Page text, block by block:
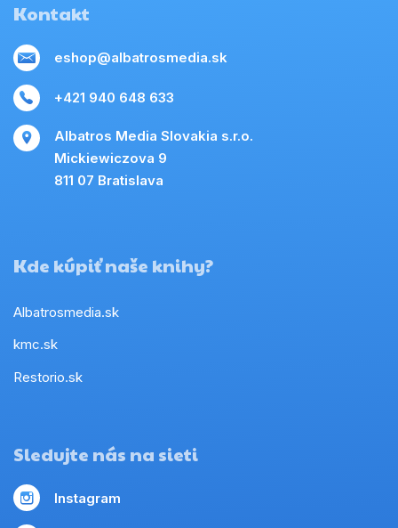
Kontakt
eshop@albatrosmedia.sk
+421 940 648 633
Albatros Media Slovakia s.r.o.
Mickiewiczova 9
811 07 Bratislava
Kde kúpiť naše knihy?
Albatrosmedia.sk
kmc.sk
Restorio.sk
Sledujte nás na sieti
Instagram